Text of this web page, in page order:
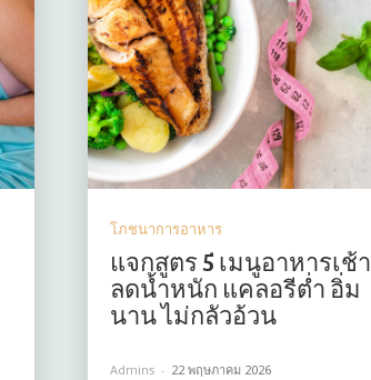
โภชนาการอาหาร
แจกสูตร 5 เมนูอาหารเช้า
ลดน้ำหนัก แคลอรีต่ำ อิ่ม
นาน ไม่กลัวอ้วน
Admins - 22 พฤษภาคม 2026